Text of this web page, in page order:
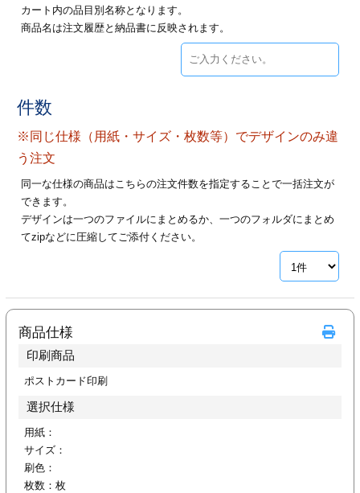
印刷
印刷
リーブ印刷
加工
印刷
カード印刷
ァイル印刷
印刷
リーブ
ー印刷
カート内の品目別名称となります。
商品名は注文履歴と納品書に反映されます。
件数
※同じ仕様（用紙・サイズ・枚数等）でデザインのみ違
う注文
同一な仕様の商品はこちらの注文件数を指定することで一括注文が
できます。
デザインは一つのファイルにまとめるか、一つのフォルダにまとめ
てzipなどに圧縮してご添付ください。
商品仕様
印刷商品
ポストカード印刷
選択仕様
用紙：
サイズ：
刷色：
枚数： 枚